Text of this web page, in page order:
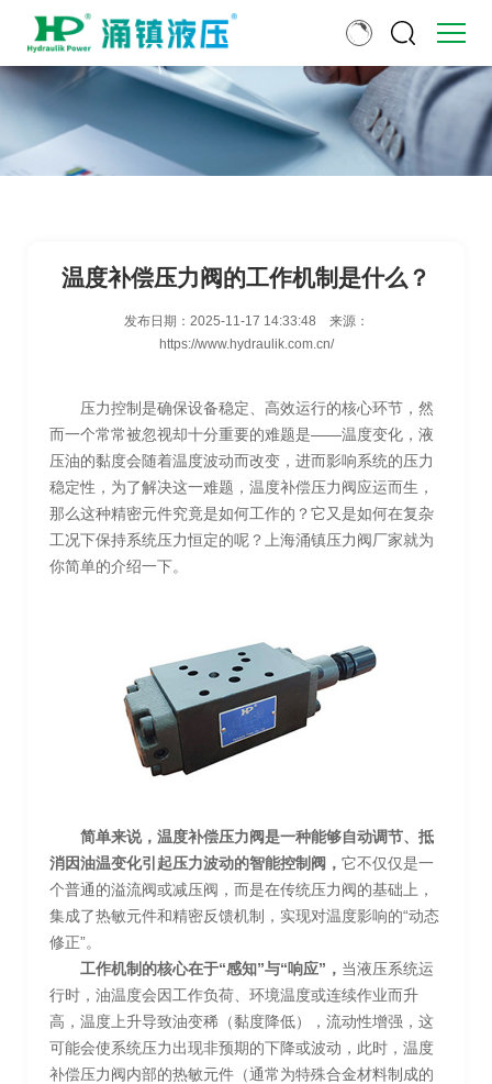
温度补偿压力阀的工作机制是什么？
发布日期： 2025-11-17 14:33:48
来源：
https://www.hydraulik.com.cn/
压力控制是确保设备稳定、高效运行的核心环节，然
而一个常常被忽视却十分重要的难题是——温度变化，液
压油的黏度会随着温度波动而改变，进而影响系统的压力
稳定性，为了解决这一难题，温度补偿压力阀应运而生，
那么这种精密元件究竟是如何工作的？它又是如何在复杂
工况下保持系统压力恒定的呢？上海涌镇压力阀厂家就为
你简单的介绍一下。
简单来说，温度补偿压力阀是一种能够自动调节、抵
消因油温变化引起压力波动的智能控制阀， 它不仅仅是一
个普通的溢流阀或减压阀，而是在传统压力阀的基础上，
集成了热敏元件和精密反馈机制，实现对温度影响的“动态
修正”。
工作机制的核心在于“感知”与“响应”， 当液压系统运
行时，油温度会因工作负荷、环境温度或连续作业而升
高，温度上升导致油变稀（黏度降低），流动性增强，这
可能会使系统压力出现非预期的下降或波动，此时，温度
补偿压力阀内部的热敏元件（通常为特殊合金材料制成的